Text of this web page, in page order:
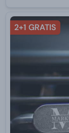
2+1 GRATIS